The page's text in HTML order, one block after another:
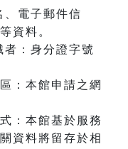
電子郵件信
資料。
：身分證字號
：本館申請之網
：本館基於服務
資料將留存於相